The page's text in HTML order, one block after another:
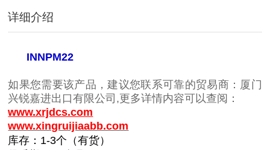
详细介绍
INNPM22
如果您需要该产品，建议您联系可靠的贸易商：厦门
兴锐嘉进出口有限公司,更多详情内容可以查阅：
www.xrjdcs.com
www.xingruijiaabb.com
库存：1-3个（有货）